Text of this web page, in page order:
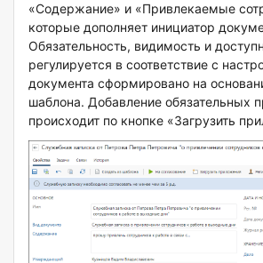
«Содержание» и «Привлекаемые
которые дополняет инициатор
Обязательность, видимость и
регулируется в соответствие с
документа сформировано на
шаблона. Добавление обязательных
происходит по кнопке «Загрузить